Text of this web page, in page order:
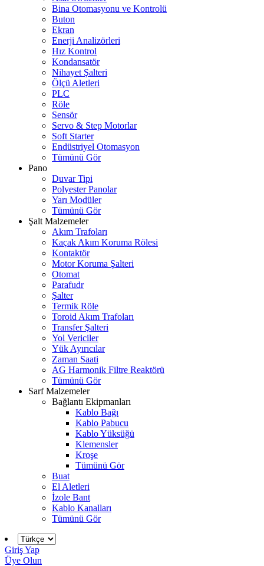
Bina Otomasyonu ve Kontrolü
Buton
Ekran
Enerji Analizörleri
Hız Kontrol
Kondansatör
Nihayet Şalteri
Ölçü Aletleri
PLC
Röle
Sensör
Servo & Step Motorlar
Soft Starter
Endüstriyel Otomasyon
Tümünü Gör
Pano
Duvar Tipi
Polyester Panolar
Yarı Modüler
Tümünü Gör
Şalt Malzemeler
Akım Trafoları
Kaçak Akım Koruma Rölesi
Kontaktör
Motor Koruma Şalteri
Otomat
Parafudr
Şalter
Termik Röle
Toroid Akım Trafoları
Transfer Şalteri
Yol Vericiler
Yük Ayırıcılar
Zaman Saati
AG Harmonik Filtre Reaktörü
Tümünü Gör
Sarf Malzemeler
Bağlantı Ekipmanları
Kablo Bağı
Kablo Pabucu
Kablo Yüksüğü
Klemensler
Kroşe
Tümünü Gör
Buat
El Aletleri
İzole Bant
Kablo Kanalları
Tümünü Gör
Giriş Yap
Üye Olun